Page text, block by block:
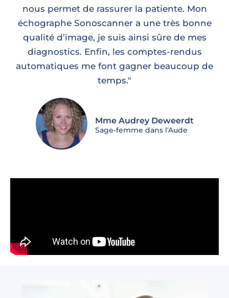
nous permet de rassurer la patiente. Mon
échographe Sonoscanner a une très bonne
qualité d’image, je suis ainsi sûre de mes
diagnostics. Enfin, les comptes-rendus
automatiques me font gagner beaucoup de
temps."
Mme Audrey Deweerdt
Sage-femme dans l'Aude